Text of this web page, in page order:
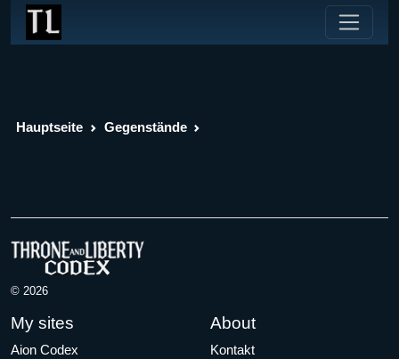
Hauptseite Gegenstände
© 2026
My sites
Aion Codex
About
Kontakt